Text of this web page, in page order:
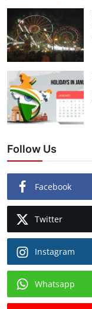
Follow Us
Facebook
Twitter
Instagram
Whatsapp